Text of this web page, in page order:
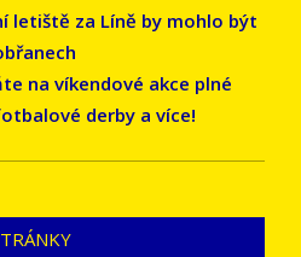
letiště za Líně by mohlo být
na víkendové akce plné
derby a více!